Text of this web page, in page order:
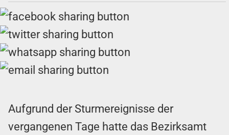
Aufgrund der Sturmereignisse der
vergangenen Tage hatte das Bezirksamt